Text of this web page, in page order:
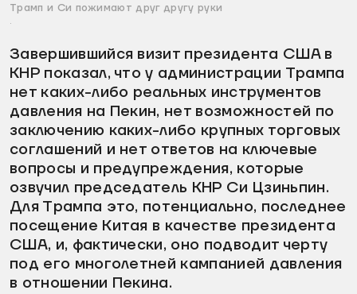
Трамп и Си пожимают друг другу руки
.
Завершившийся визит президента США в
КНР показал, что у администрации Трампа
нет каких-либо реальных инструментов
давления на Пекин, нет возможностей по
заключению каких-либо крупных торговых
соглашений и нет ответов на ключевые
вопросы и предупреждения, которые
озвучил председатель КНР Си Цзиньпин.
Для Трампа это, потенциально, последнее
посещение Китая в качестве президента
США, и, фактически, оно подводит черту
под его многолетней кампанией давления
в отношении Пекина.